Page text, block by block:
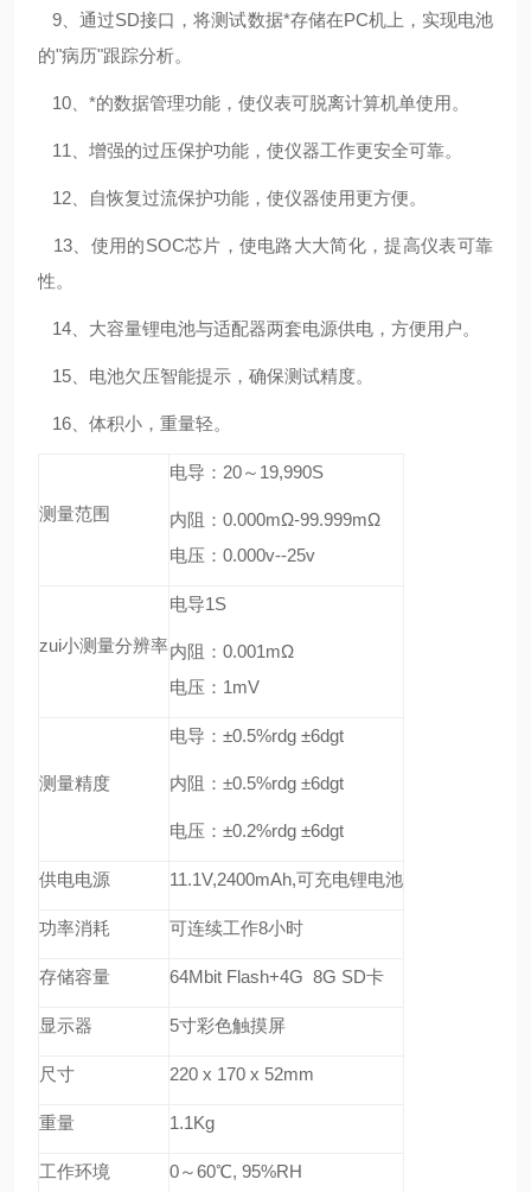
9、通过SD接口，将测试数据*存储在PC机上，实现电池
的"病历"跟踪分析。
10、*的数据管理功能，使仪表可脱离计算机单使用。
11、增强的过压保护功能，使仪器工作更安全可靠。
12、自恢复过流保护功能，使仪器使用更方便。
13、使用的SOC芯片，使电路大大简化，提高仪表可靠
性。
14、大容量锂电池与适配器两套电源供电，方便用户。
15、电池欠压智能提示，确保测试精度。
16、体积小，重量轻。
测量范围
电导：20～19,990S
内阻：0.000mΩ-99.999mΩ
电压：0.000v--25v
zui小测量分辨率
电导1S
内阻：0.001mΩ
电压：1mV
测量精度
电导：±0.5%rdg ±6dgt
内阻：±0.5%rdg ±6dgt
电压：±0.2%rdg ±6dgt
供电电源 11.1V,2400mAh,可充电锂电池
功率消耗 可连续工作8小时
存储容量 64Mbit Flash+4G 8G SD卡
显示器 5寸彩色触摸屏
尺寸 220 x 170 x 52mm
重量 1.1Kg
工作环境 0～60℃, 95%RH